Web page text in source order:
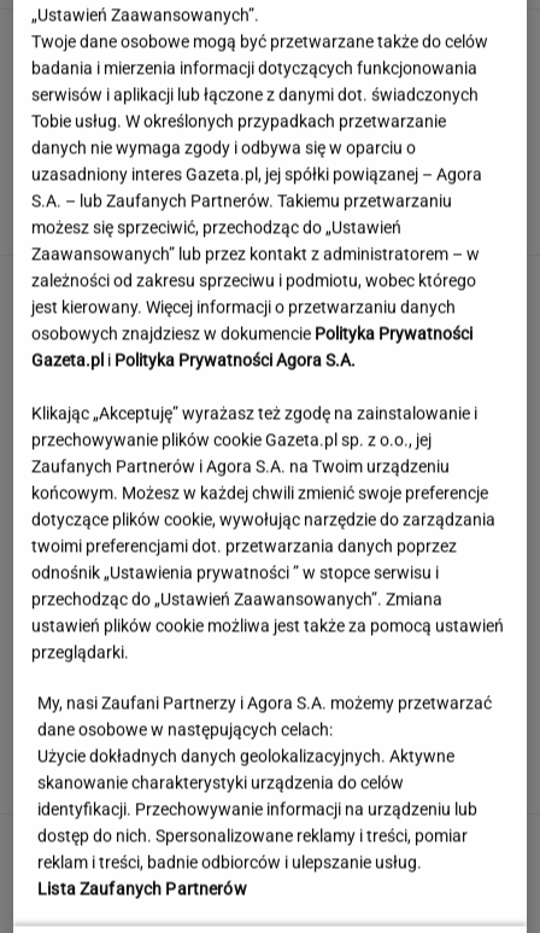
Sensacyjne odkrycie w Gdańsku. Pod "Misiem"
czekał historyczny skarb
Angelina Jolie pod presją. Brad Pitt domaga
się ujawnienia dokumentów
Sprawdzili biżuterię. Normy bezpieczeństwa
przekroczono setki razy
Jerzy Zięba w Kancelarii Prezydenta.
"Fantastyczne spotkanie"
„Ustawień Zaawansowanych”.
Twoje dane osobowe mogą być przetwarzane także do celów
badania i mierzenia informacji dotyczących funkcjonowania
serwisów i aplikacji lub łączone z danymi dot. świadczonych
Tobie usług. W określonych przypadkach przetwarzanie
danych nie wymaga zgody i odbywa się w oparciu o
uzasadniony interes Gazeta.pl, jej spółki powiązanej – Agora
S.A. – lub Zaufanych Partnerów. Takiemu przetwarzaniu
możesz się sprzeciwić, przechodząc do „Ustawień
Zaawansowanych” lub przez kontakt z administratorem – w
zależności od zakresu sprzeciwu i podmiotu, wobec którego
jest kierowany. Więcej informacji o przetwarzaniu danych
osobowych znajdziesz w dokumencie Polityka Prywatności
Gazeta.pl i Polityka Prywatności Agora S.A.
Klikając „Akceptuję” wyrażasz też zgodę na zainstalowanie i
przechowywanie plików cookie Gazeta.pl sp. z o.o., jej
Zaufanych Partnerów i Agora S.A. na Twoim urządzeniu
końcowym. Możesz w każdej chwili zmienić swoje preferencje
dotyczące plików cookie, wywołując narzędzie do zarządzania
twoimi preferencjami dot. przetwarzania danych poprzez
odnośnik „Ustawienia prywatności ” w stopce serwisu i
przechodząc do „Ustawień Zaawansowanych”. Zmiana
ustawień plików cookie możliwa jest także za pomocą ustawień
przeglądarki.
My, nasi Zaufani Partnerzy i Agora S.A. możemy przetwarzać
dane osobowe w następujących celach:
Użycie dokładnych danych geolokalizacyjnych. Aktywne
skanowanie charakterystyki urządzenia do celów
identyfikacji. Przechowywanie informacji na urządzeniu lub
dostęp do nich. Spersonalizowane reklamy i treści, pomiar
reklam i treści, badnie odbiorców i ulepszanie usług.
Lista Zaufanych Partnerów